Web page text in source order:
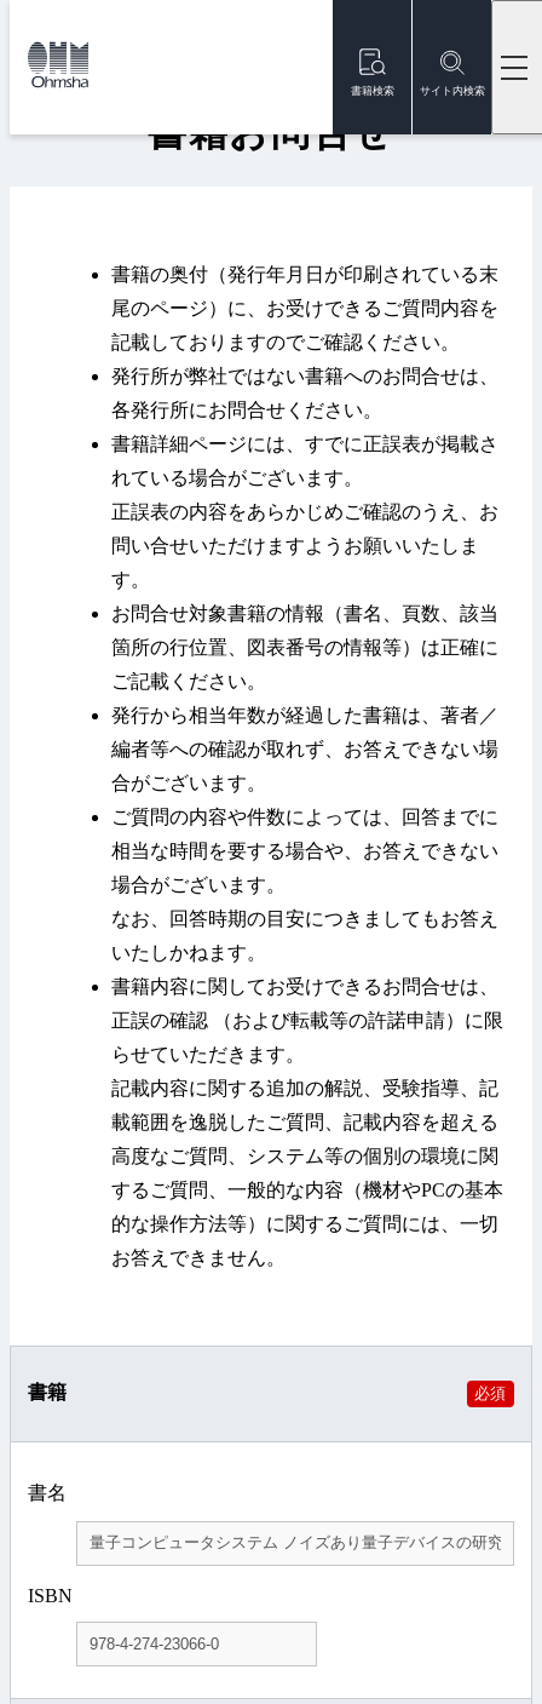
書籍検索 サイト内検索
トップ
書籍お問合せ
書籍の奥付（発行年月日が印刷されている末
尾のページ）に、お受けできるご質問内容を
記載しておりますのでご確認ください。
発行所が弊社ではない書籍へのお問合せは、
各発行所にお問合せください。
書籍詳細ページには、すでに正誤表が掲載さ
れている場合がございます。
正誤表の内容をあらかじめご確認のうえ、お
問い合せいただけますようお願いいたしま
す。
お問合せ対象書籍の情報（書名、頁数、該当
箇所の行位置、図表番号の情報等）は正確に
ご記載ください。
発行から相当年数が経過した書籍は、著者／
編者等への確認が取れず、お答えできない場
合がございます。
ご質問の内容や件数によっては、回答までに
相当な時間を要する場合や、お答えできない
場合がございます。
なお、回答時期の目安につきましてもお答え
いたしかねます。
書籍内容に関してお受けできるお問合せは、
正誤の確認 （および転載等の許諾申請）に限
らせていただきます。
記載内容に関する追加の解説、受験指導、記
載範囲を逸脱したご質問、記載内容を超える
高度なご質問、システム等の個別の環境に関
するご質問、一般的な内容（機材やPCの基本
的な操作方法等）に関するご質問には、一切
お答えできません。
書籍 必須
書名
ISBN